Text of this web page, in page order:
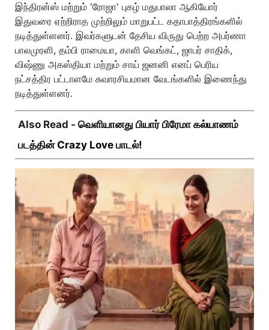
இந்திரன்ஸ் மற்றும் 'ரோஜா' புகழ் மதுபாலா ஆகியோர்
இதுவரை ஏற்றிராத முற்றிலும் மாறுபட்ட கதாபாத்திரங்களில்
நடித்துள்ளனர். இவர்களுடன் தேசிய விருது பெற்ற அபர்ணா
பாலமுரளி, தம்பி ராமையா, காளி வெங்கட், ஜாபர் சாதிக்,
விஷ்ணு அகஸ்தியா மற்றும் சாய் ஜனனி எனப் பெரிய
நட்சத்திர பட்டாளமே சுவாரசியமான வேடங்களில் இணைந்து
நடித்துள்ளனர்.
Also Read - வெளியானது பியார் பிரேமா கல்யாணம்
படத்தின் Crazy Love பாடல்!